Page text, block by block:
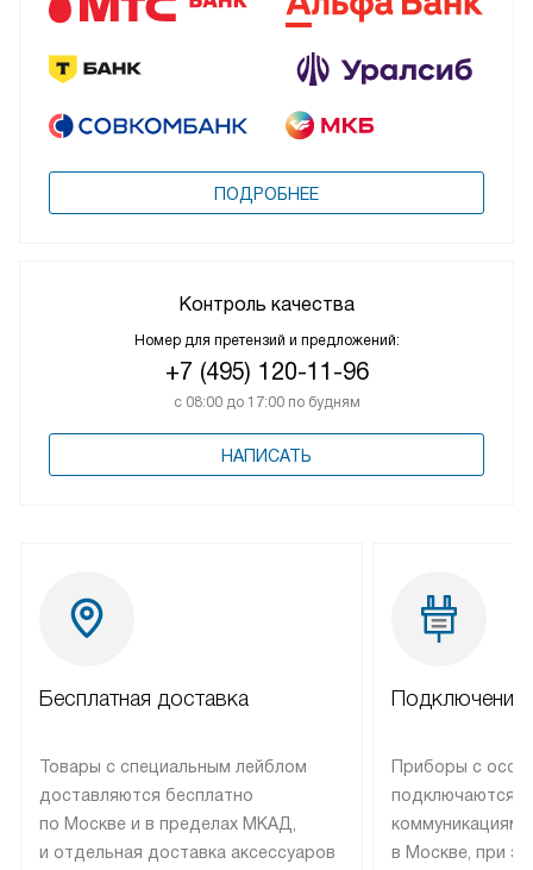
ПОДРОБНЕЕ
Контроль качества
Номер для претензий и предложений:
+7 (495) 120-11-96
с 08:00 до 17:00 по будням
НАПИСАТЬ
Бесплатная доставка
Товары с специальным лейблом
доставляются бесплатно
по Москве и в пределах МКАД,
и отдельная доставка аксессуаров
Подключение
Приборы с
подключаются к
коммуникациям
в Москве, при